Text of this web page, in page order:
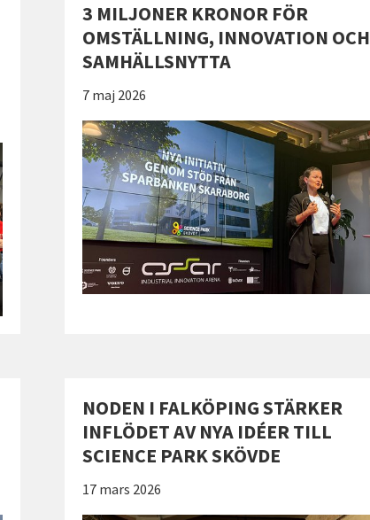
3 MILJONER KRONOR FÖR
OMSTÄLLNING, INNOVATION OCH
SAMHÄLLSNYTTA
Publicerad:
7 maj 2026
NODEN I FALKÖPING STÄRKER
INFLÖDET AV NYA IDÉER TILL
SCIENCE PARK SKÖVDE
Publicerad:
17 mars 2026